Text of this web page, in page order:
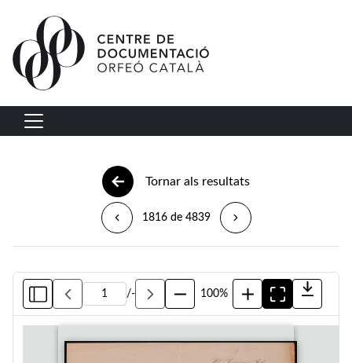
Vés al contingut
Navegació principal
Tornar als resultats
1816 de 4839
/- 100%